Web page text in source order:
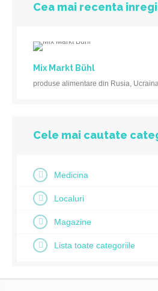
Cea mai recenta
Mix Markt Bühl
produse alimentare din Rusia,
Cele mai cautate
Medicina
Localuri
Magazine
Lista toate categoriile